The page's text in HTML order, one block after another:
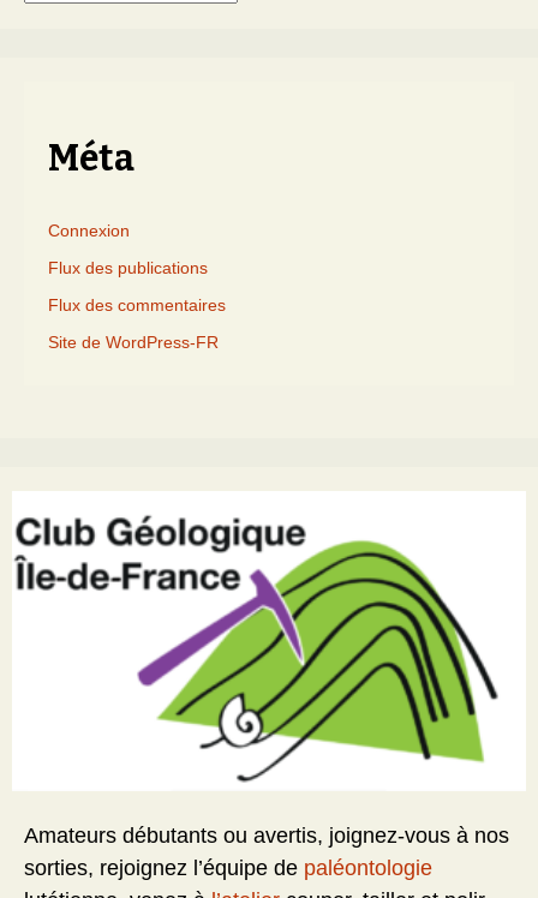
Méta
Connexion
Flux des publications
Flux des commentaires
Site de WordPress-FR
Amateurs débutants ou avertis, joignez-vous à nos
sorties, rejoignez l’équipe de paléontologie